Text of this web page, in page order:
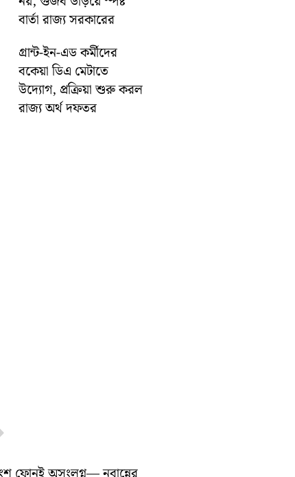
বার্তা রাজ্য সরকারের
গ্রান্ট-ইন-এড কর্মীদের
বকেয়া ডিএ মেটাতে
উদ্যোগ, প্রক্রিয়া শুরু করল
রাজ্য অর্থ দফতর